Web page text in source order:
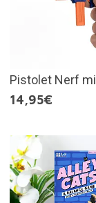
Pistolet Nerf
14,95€